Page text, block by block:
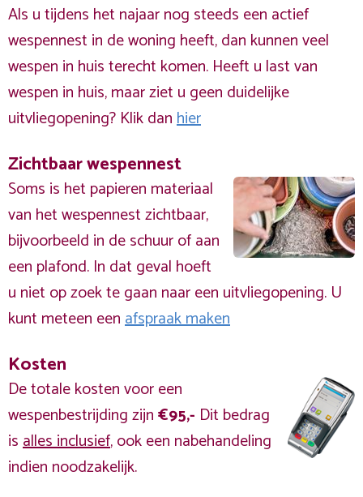
Als u tijdens het najaar nog steeds een actief
wespennest in de woning heeft, dan kunnen veel
wespen in huis terecht komen. Heeft u last van
wespen in huis, maar ziet u geen duidelijke
uitvliegopening? Klik danhier
Zichtbaar wespennest
Soms is het papieren materiaal
van het wespennest zichtbaar,
bijvoorbeeld in de schuur of aan
een plafond. In dat geval hoeft
u niet op zoek te gaan naar een uitvliegopening. U
kunt meteen eenafspraak maken
Kosten
De totale kosten voor een
wespenbestrijding zijn€95,- Dit bedrag
isalles inclusief, ook een nabehandeling
indien noodzakelijk.